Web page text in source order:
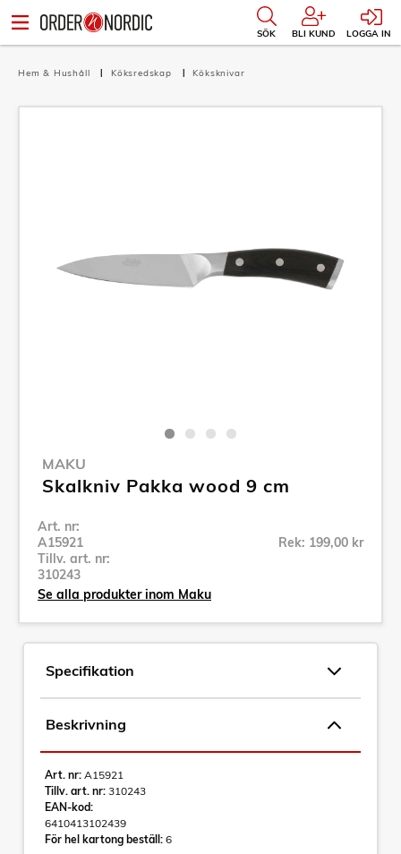
SÖK BLI KUND LOGGA IN
Hem & Hushåll Köksredskap Köksknivar
MAKU
Skalkniv Pakka wood 9 cm
Art. nr:
A15921
Tillv. art. nr:
310243
Rek: 199,00 kr
Se alla produkter inom Maku
Specifikation
Beskrivning
Art. nr: A15921
Tillv. art. nr: 310243
EAN-kod:
6410413102439
För hel kartong beställ: 6